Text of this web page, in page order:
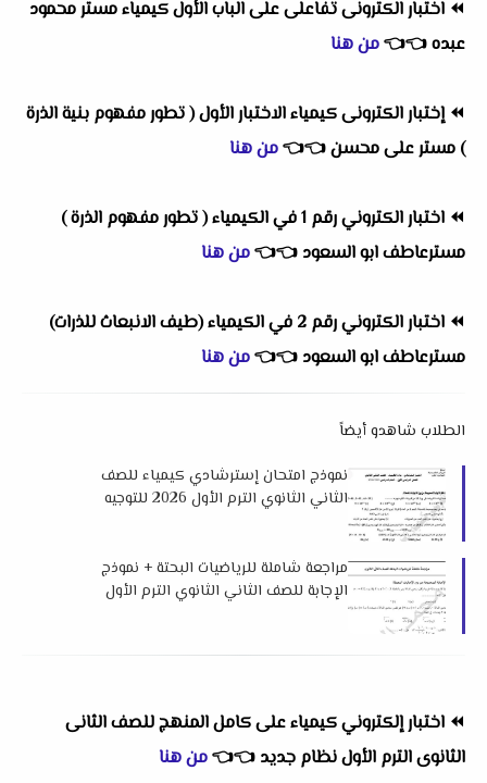
⏪ اختبار الكترونى تفاعلى على الباب الأول كيمياء مستر محمود
عبده👈
👈من هنا
⏪إختبار الكترونى كيمياء الاختبار الأول ( تطور مفهوم بنية الذرة
) مستر على محسن👈
👈من هنا
⏪
اختبار الكتروني رقم 1 في الكيمياء ( تطور مفهوم الذرة )
مسترعاطف ابو السعود 👈
👈من هنا
⏪
اختبار الكتروني رقم 2 في الكيمياء (طيف الانبعاث للذرات)
مسترعاطف ابو السعود 👈
👈من هنا
الطلاب شاهدو أيضاً
نموذج امتحان إسترشادي كيمياء للصف
الثاني الثانوي الترم الأول 2026 للتوجيه
مراجعة شاملة للرياضيات البحتة + نموذج
الإجابة للصف الثاني الثانوي الترم الأول
⏪ اختبار إلكتروني كيمياء على كامل المنهج للصف الثانى
الثانوى الترم الأول نظام جديد 👈
👈من هنا